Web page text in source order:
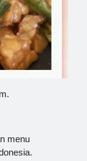
menu